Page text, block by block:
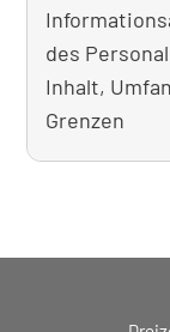
des
Inhalt,
Grenzen